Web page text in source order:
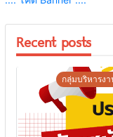
Recent posts
กลุ่มบริหารง